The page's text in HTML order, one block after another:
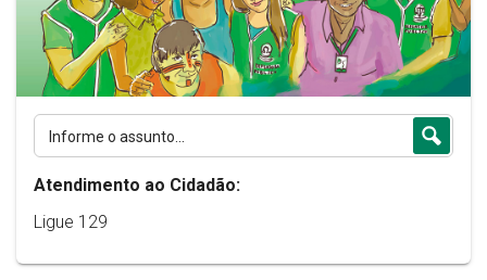
Atendimento ao Cidadão:
Ligue 129